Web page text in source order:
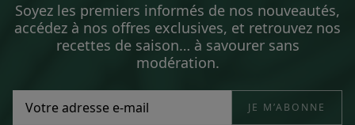
Soyez les premiers informés de nos nouveautés,
accédez à nos offres exclusives, et retrouvez nos
recettes de saison… à savourer sans
modération.